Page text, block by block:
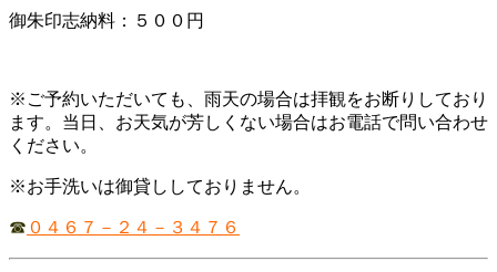
御朱印志納料：５００円
※ご予約いただいても、雨天の場合は拝観をお断りしており
ます。当日、お天気が芳しくない場合はお電話で問い合わせ
ください。
※お手洗いは御貸ししておりません。
☎ ０４６７－２４－３４７６